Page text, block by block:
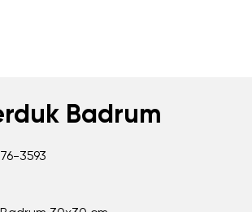
Badrum
3593